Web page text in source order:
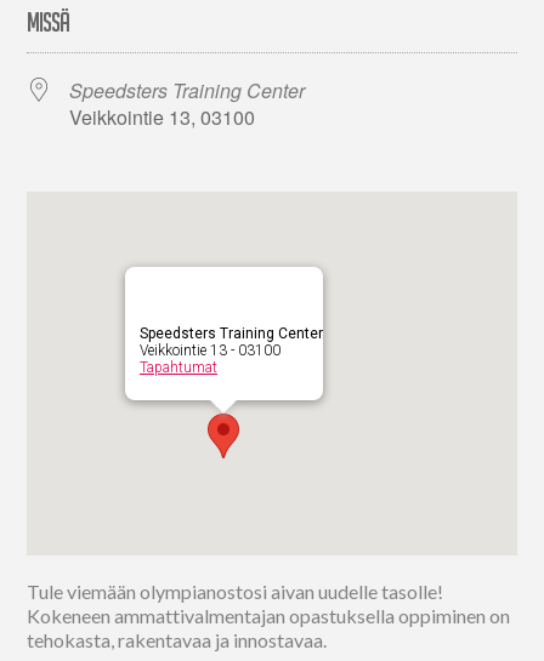
MISSÄ
Speedsters Training Center
Veikkointie 13, 03100
Speedsters Training Center
Veikkointie 13 - 03100
Tapahtumat
Tule viemään olympianostosi aivan uudelle tasolle!
Kokeneen ammattivalmentajan opastuksella oppiminen on
tehokasta, rakentavaa ja innostavaa.